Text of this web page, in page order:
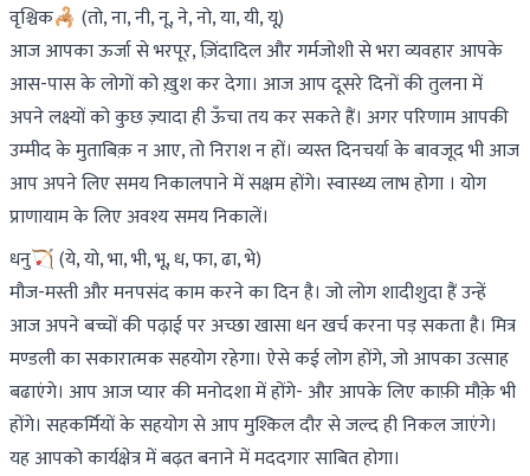
वृश्चिक🦂 (तो, ना, नी, नू, ने, नो, या, यी, यू)
आज आपका ऊर्जा से भरपूर, ज़िंदादिल और गर्मजोशी से भरा व्यवहार आपके
आस-पास के लोगों को ख़ुश कर देगा। आज आप दूसरे दिनों की तुलना में
अपने लक्ष्यों को कुछ ज़्यादा ही ऊँचा तय कर सकते हैं। अगर परिणाम आपकी
उम्मीद के मुताबिक़ न आए, तो निराश न हों। व्यस्त दिनचर्या के बावजूद भी आज
आप अपने लिए समय निकालपाने में सक्षम होंगे। स्वास्थ्य लाभ होगा । योग
प्राणायाम के लिए अवश्य समय निकालें।
धनु🏹 (ये, यो, भा, भी, भू, ध, फा, ढा, भे)
मौज-मस्ती और मनपसंद काम करने का दिन है। जो लोग शादीशुदा हैं उन्हें
आज अपने बच्चों की पढ़ाई पर अच्छा खासा धन खर्च करना पड़ सकता है। मित्र
मण्डली का सकारात्मक सहयोग रहेगा। ऐसे कई लोग होंगे, जो आपका उत्साह
बढाएंगे। आप आज प्यार की मनोदशा में होंगे- और आपके लिए काफ़ी मौक़े भी
होंगे। सहकर्मियों के सहयोग से आप मुश्किल दौर से जल्द ही निकल जाएंगे।
यह आपको कार्यक्षेत्र में बढ़त बनाने में मददगार साबित होगा।